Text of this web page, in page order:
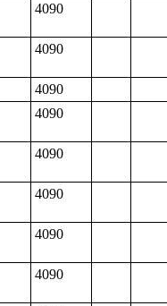
4090
4090
4090
4090
4090
4090
4090
4090